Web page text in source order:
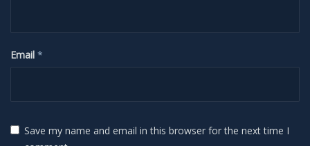
Email *
Save my name and email in this browser for the next time I